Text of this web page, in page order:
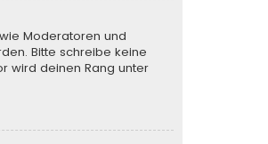
Moderatoren und
Bitte schreibe keine
wird deinen Rang unter